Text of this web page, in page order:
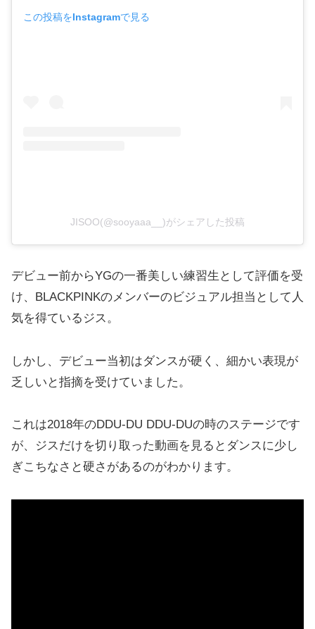
この投稿をInstagramで見る
JISOO(@sooyaaa__)がシェアした投稿
デビュー前からYGの一番美しい練習生として評価を受
け、BLACKPINKのメンバーのビジュアル担当として人
気を得ているジス。
しかし、デビュー当初はダンスが硬く、細かい表現が
乏しいと指摘を受けていました。
これは2018年のDDU-DU DDU-DUの時のステージです
が、ジスだけを切り取った動画を見るとダンスに少し
ぎこちなさと硬さがあるのがわかります。